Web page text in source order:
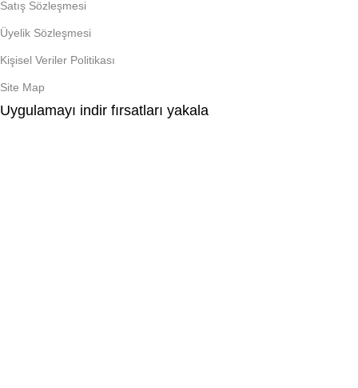
Satış Sözleşmesi
Üyelik Sözleşmesi
Kişisel Veriler Politikası
Site Map
Uygulamayı indir fırsatları yakala